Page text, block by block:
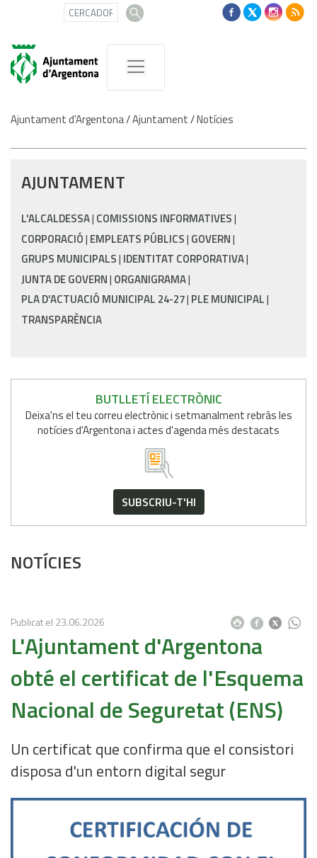
Ajuntament d'Argentona/Ajuntament/Notícies
AJUNTAMENT
L'ALCALDESSA COMISSIONS INFORMATIVES
CORPORACIÓ EMPLEATS PÚBLICS GOVERN
GRUPS MUNICIPALS IDENTITAT CORPORATIVA
JUNTA DE GOVERN ORGANIGRAMA
PLA D'ACTUACIÓ MUNICIPAL 24-27 PLE MUNICIPAL
TRANSPARÈNCIA
BUTLLETÍ ELECTRÒNIC
Deixa'ns el teu correu electrònic i setmanalment rebràs les
notícies d'Argentona i actes d'agenda més destacats
SUBSCRIU-T'HI
NOTÍCIES
Publicat el 23.06.2026
L'Ajuntament d'Argentona
obté el certificat de l'Esquema
Nacional de Seguretat (ENS)
Un certificat que confirma que el consistori
disposa d'un entorn digital segur